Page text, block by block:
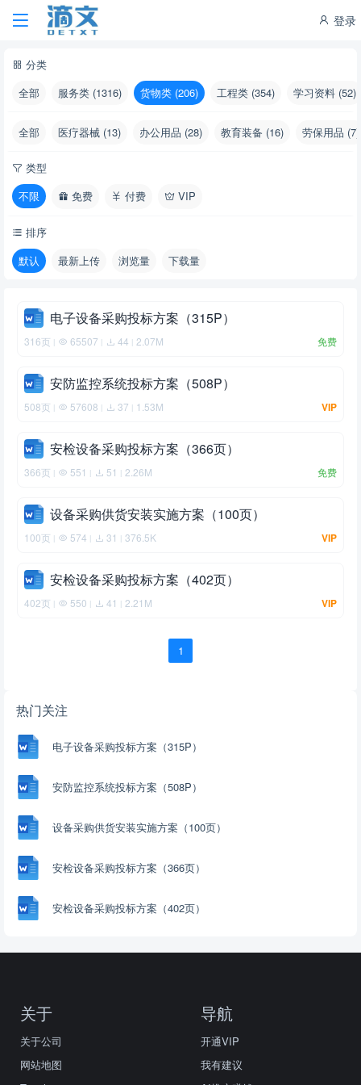
登录
分类
全部
服务类 (1316) 货物类 (206) 工程类 (354) 学习资料 (52)
全部 医疗器械 (13) 办公用品 (28) 教育装备 (16) 劳保用品 (7)
类型
不限
免费 付费 VIP
排序
默认
最新上传 浏览量 下载量
电子设备采购投标方案（315P）
316页 | 65507 | 44 | 2.07M 免费
安防监控系统投标方案（508P）
508页 | 57608 | 37 | 1.53M VIP
安检设备采购投标方案（366页）
366页 | 551 | 51 | 2.26M 免费
设备采购供货安装实施方案（100页）
100页 | 574 | 31 | 376.5K VIP
安检设备采购投标方案（402页）
402页 | 550 | 41 | 2.21M VIP
1
热门关注
电子设备采购投标方案（315P）
安防监控系统投标方案（508P）
设备采购供货安装实施方案（100页）
安检设备采购投标方案（366页）
安检设备采购投标方案（402页）
关于
关于公司
网站地图
导航
开通VIP
我有建议